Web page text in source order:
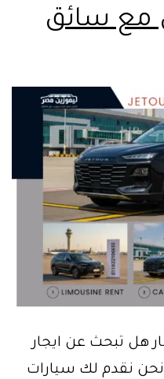
مع سائق
هل تبحث عن ايجار
نحن نقدم لك سيارات